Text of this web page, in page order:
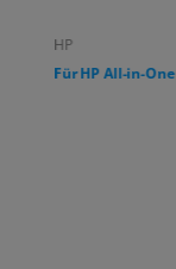
HP
Für HP All-in-One